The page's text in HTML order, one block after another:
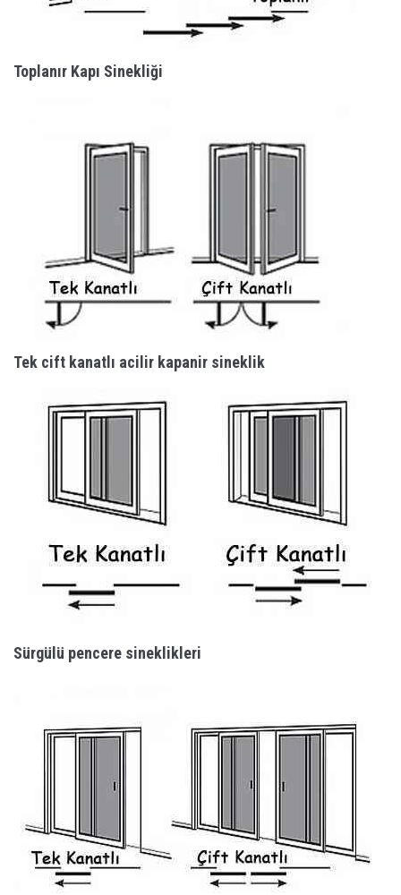
Toplanır Kapı Sinekliği
Tek cift kanatlı acilir kapanir sineklik
Sürgülü pencere sineklikleri